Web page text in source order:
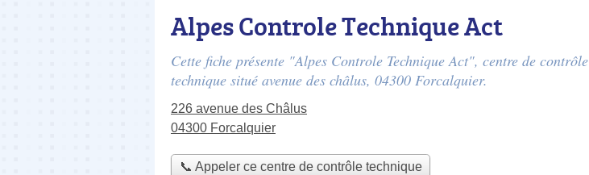
Alpes Controle Technique Act
Cette fiche présente "Alpes Controle Technique Act", centre de contrôle
technique situé avenue des châlus, 04300 Forcalquier.
226 avenue des Châlus
04300 Forcalquier
📞 Appeler ce centre de contrôle technique